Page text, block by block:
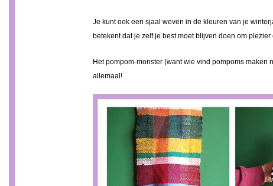
Je kunt ook een sjaal weven in de kleuren van je
betekent dat je zelf je best moet blijven doen om
Het pompom-monster (want wie vind pompoms
allemaal!